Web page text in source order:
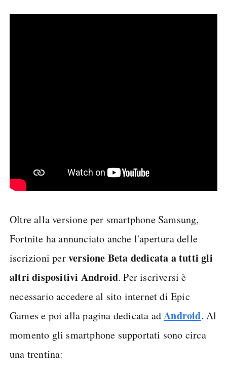
Oltre alla versione per smartphone Samsung,
Fortnite ha annunciato anche l'apertura delle
iscrizioni perversione Beta dedicata a tutti gli
altri dispositivi Android. Per iscriversi è
necessario accedere al sito internet di Epic
Games e poi alla pagina dedicata adAndroid. Al
momento gli smartphone supportati sono circa
una trentina: